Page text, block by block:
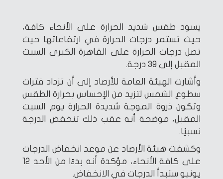
يسود طقس شديد الحرارة على الأنحاء كافة،
حيث تستمر درجات الحرارة في ارتفاعاتها حيث
تصل درجات الحرارة على القاهرة الكبرى السبت
المقبل إلى 39 درجة.
وأشارت الهيئة العامة للأرصاد إلى أن تزداد فترات
سطوع الشمس لتزيد من الإحساس بحرارة الطقس
وتكون ذروة الموجة شديدة الحرارة يوم السبت
المقبل، موضحة أنه عقب ذلك تنخفض الدرجة
نسبيًا.
وكشفت هيئة الأرصاد عن موعد انخفاض الدرجات
على كافة الأنحاء، مؤكدة أنه بدءًا من الأحد 12
يونيو ستبدأ الدرجات في الانخفاض.